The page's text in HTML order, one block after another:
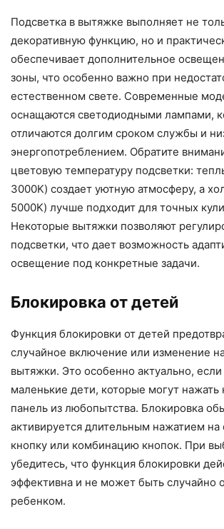
Подсветка в вытяжке выполняет не
декоративную функцию, но и
обеспечивает дополнительное
зоны, что особенно важно при
естественном свете. Современные
оснащаются светодиодными лампами,
отличаются долгим сроком службы и
энергопотреблением. Обратите
цветовую температуру подсветки:
3000K) создает уютную атмосферу, а
5000K) лучше подходит для точных
Некоторые вытяжки позволяют
подсветки, что дает возможность
освещение под конкретные задачи.
Блокировка от детей
Функция блокировки от детей
случайное включение или изменение
вытяжки. Это особенно актуально,
маленькие дети, которые могут нажать
панель из любопытства. Блокировка
активируется длительным нажатием
кнопку или комбинацию кнопок. При
убедитесь, что функция блокировки
эффективна и не может быть случайно
ребенком.